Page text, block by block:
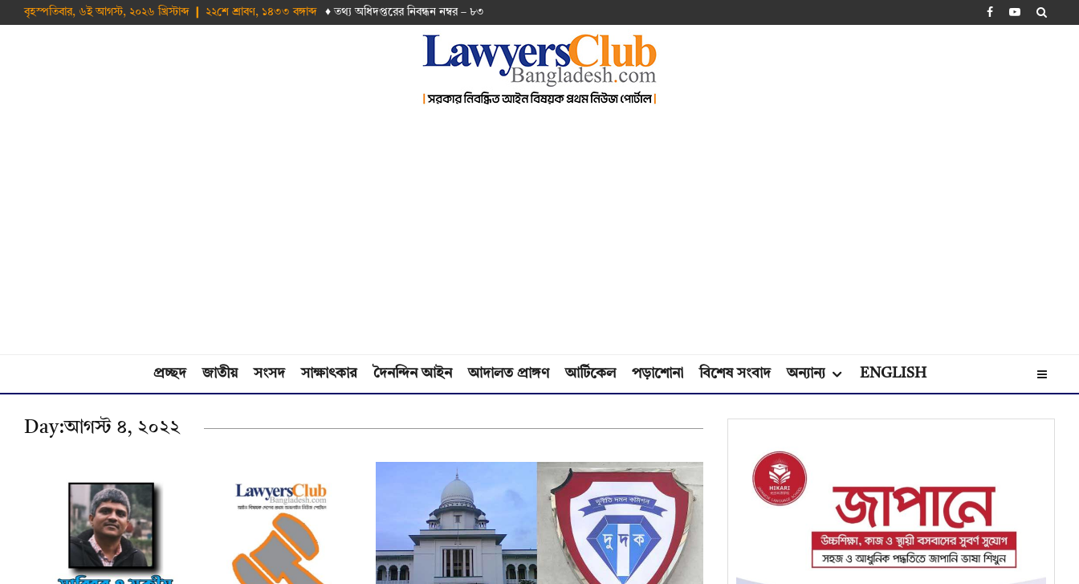
বৃহস্পতিবার, ৬ই আগস্ট, ২০২৬ খ্রিস্টাব্দ ❙ ২২শে শ্রাবণ, ১৪৩৩ বঙ্গাব্দ ♦ তথ‌্য অ‌ধিদপ্ত‌রের নিবন্ধন নম্বর – ৮৩
প্রচ্ছদ জাতীয় সংসদ সাক্ষাৎকার দৈনন্দিন আইন আদালত প্রাঙ্গণ আর্টিকেল পড়াশোনা বিশেষ সংবাদ অন্যান্য ENGLISH
Day:আগস্ট ৪, ২০২২